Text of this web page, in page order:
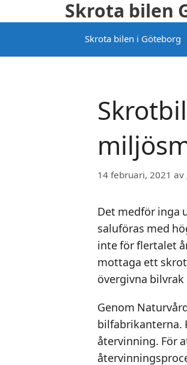
till
Skrota bilen
Skrota bilen i Göteborg
14 februari, 2021 av
Det medför inga
saluföras med
inte för flertalet
mottaga ett
övergivna
Genom
bilfabrikanterna.
återvinning. För